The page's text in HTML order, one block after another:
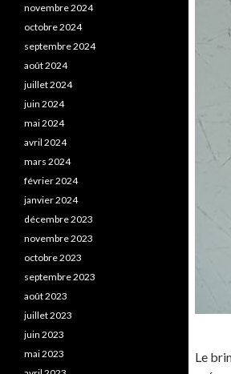
Le
novembre 2024
octobre 2024
septembre 2024
août 2024
juillet 2024
juin 2024
mai 2024
avril 2024
mars 2024
février 2024
janvier 2024
décembre 2023
novembre 2023
octobre 2023
septembre 2023
août 2023
juillet 2023
juin 2023
mai 2023